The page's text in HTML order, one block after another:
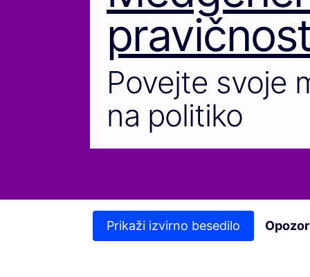
Povejte svoje
na politiko
Prikaži izvirno besedilo